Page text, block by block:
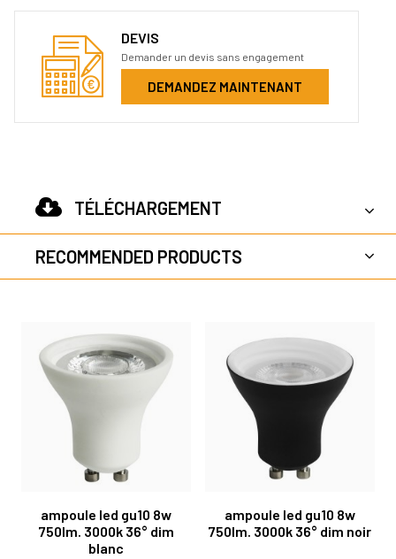
DEVIS
Demander un devis sans engagement
DEMANDEZ MAINTENANT
TÉLÉCHARGEMENT
RECOMMENDED PRODUCTS
ampoule led gu10 8w
750lm. 3000k 36° dim
blanc
ampoule led gu10 8w
750lm. 3000k 36° dim noir